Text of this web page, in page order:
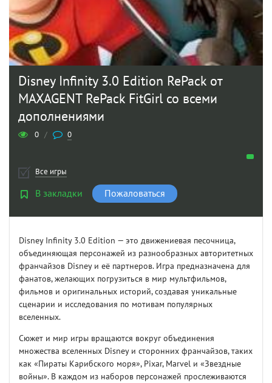
Disney Infinity 3.0 Edition RePack от
MAXAGENT RePack FitGirl со всеми
дополнениями
0 / 0
Все игры
В закладки Пожаловаться
Disney Infinity 3.0 Edition — это движениевая песочница,
объединяющая персонажей из разнообразных авторитетных
франчайзов Disney и её партнеров. Игра предназначена для
фанатов, желающих погрузиться в мир мультфильмов,
фильмов и оригинальных историй, создавая уникальные
сценарии и исследования по мотивам популярных
вселенных.
Сюжет и мир игры вращаются вокруг объединения
множества вселенных Disney и сторонних франчайзов, таких
как «Пираты Карибского моря», Pixar, Marvel и «Звездные
войны». В каждом из наборов персонажей прослеживаются